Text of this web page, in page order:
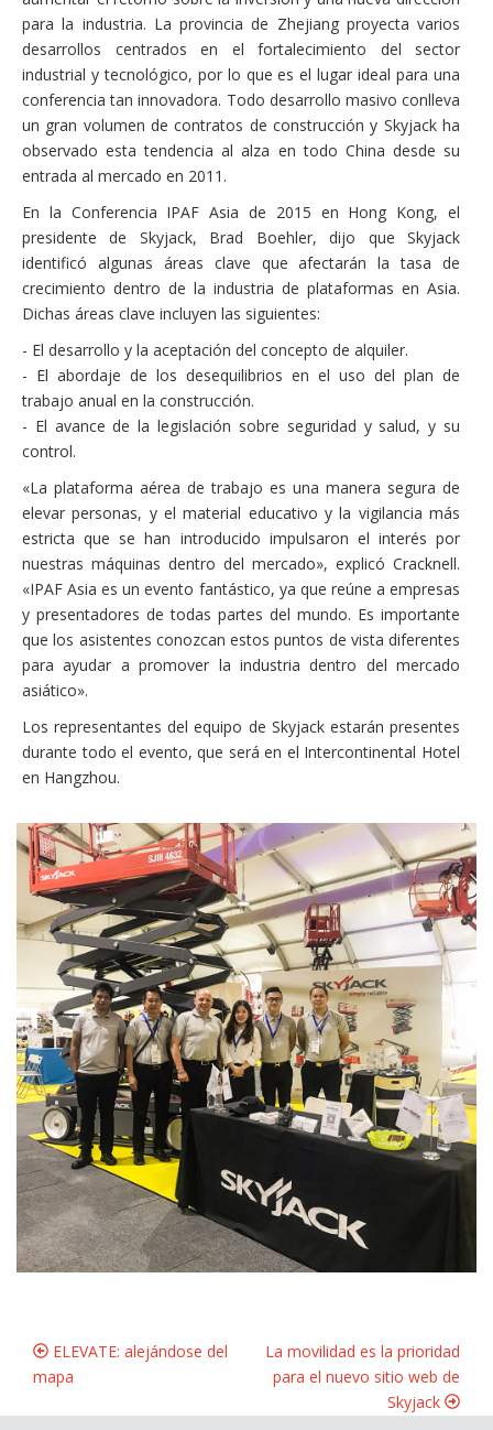
para la industria. La provincia de Zhejiang proyecta varios
desarrollos centrados en el fortalecimiento del sector
industrial y tecnológico, por lo que es el lugar ideal para una
conferencia tan innovadora. Todo desarrollo masivo conlleva
un gran volumen de contratos de construcción y Skyjack ha
observado esta tendencia al alza en todo China desde su
entrada al mercado en 2011.
En la Conferencia IPAF Asia de 2015 en Hong Kong, el
presidente de Skyjack, Brad Boehler, dijo que Skyjack
identificó algunas áreas clave que afectarán la tasa de
crecimiento dentro de la industria de plataformas en Asia.
Dichas áreas clave incluyen las siguientes:
- El desarrollo y la aceptación del concepto de alquiler.
- El abordaje de los desequilibrios en el uso del plan de
trabajo anual en la construcción.
- El avance de la legislación sobre seguridad y salud, y su
control.
«La plataforma aérea de trabajo es una manera segura de
elevar personas, y el material educativo y la vigilancia más
estricta que se han introducido impulsaron el interés por
nuestras máquinas dentro del mercado», explicó Cracknell.
«IPAF Asia es un evento fantástico, ya que reúne a empresas
y presentadores de todas partes del mundo. Es importante
que los asistentes conozcan estos puntos de vista diferentes
para ayudar a promover la industria dentro del mercado
asiático».
Los representantes del equipo de Skyjack estarán presentes
durante todo el evento, que será en el Intercontinental Hotel
en Hangzhou.
ELEVATE: alejándose del
mapa
La movilidad es la prioridad
para el nuevo sitio web de
Skyjack